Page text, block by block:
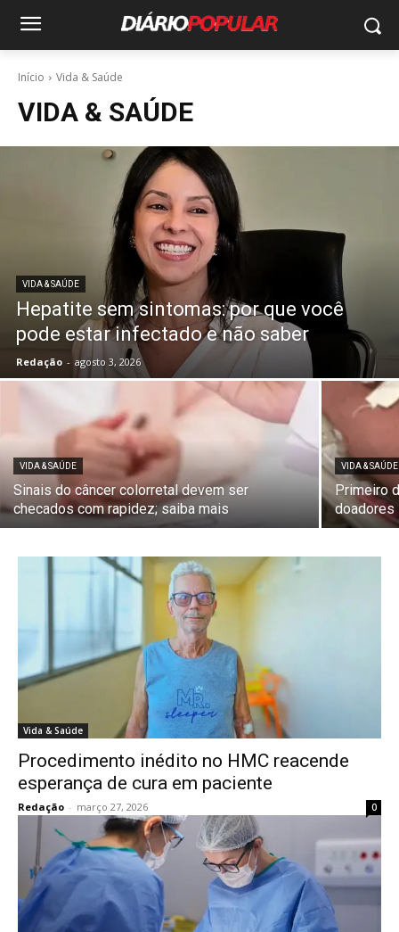
Início Vida & Saúde
VIDA & SAÚDE
VIDA & SAÚDE
Hepatite sem sintomas: por que você
pode estar infectado e não saber
Redação - agosto 3, 2026
VIDA & SAÚDE
Sinais do câncer colorretal devem ser
checados com rapidez; saiba mais
VIDA & SAÚDE
Primeiro
doadores
Vida & Saúde
Procedimento inédito no HMC reacende
esperança de cura em paciente
Redação - março 27, 2026 0